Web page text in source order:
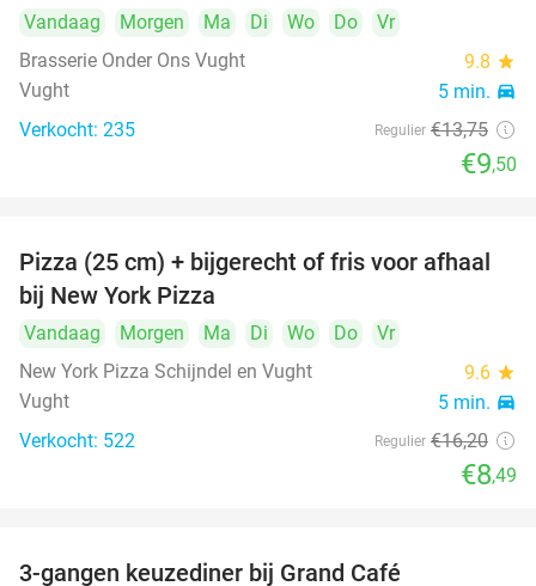
Vandaag Morgen Ma Di Wo Do
Vr
Brasserie Onder Ons Vught
9.8 star
Vught 5 min. directions_car
Verkocht: 235 Regulier €13,75
€9,50
48%
Pizza (25 cm) + bijgerecht of fris voor afhaal
bij New York Pizza
Vandaag Morgen Ma Di Wo Do
Vr
New York Pizza Schijndel en Vught
9.6 star
Vught 5 min. directions_car
Verkocht: 522 Regulier €16,20
€8,49
3-gangen keuzediner bij Grand Café